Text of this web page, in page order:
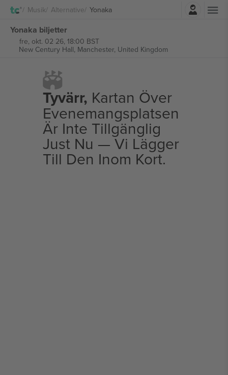
Musik Alternative Yonaka
Yonaka biljetter
fre, okt. 02 26, 18:00 BST
New Century Hall, Manchester, United Kingdom
Tyvärr, Kartan Över
Evenemangsplatsen
Är Inte Tillgänglig
Just Nu — Vi Lägger
Till Den Inom Kort.